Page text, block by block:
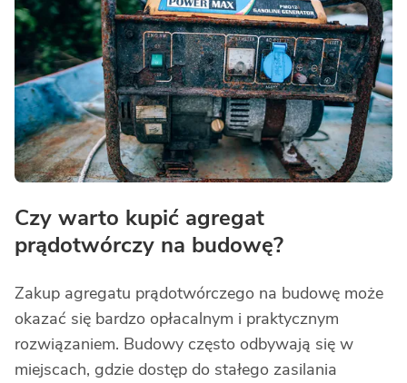
Czy warto kupić agregat
prądotwórczy na budowę?
Zakup agregatu prądotwórczego na budowę może
okazać się bardzo opłacalnym i praktycznym
rozwiązaniem. Budowy często odbywają się w
miejscach, gdzie dostęp do stałego zasilania